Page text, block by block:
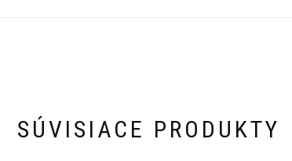
SÚVISIACE PRODUKTY